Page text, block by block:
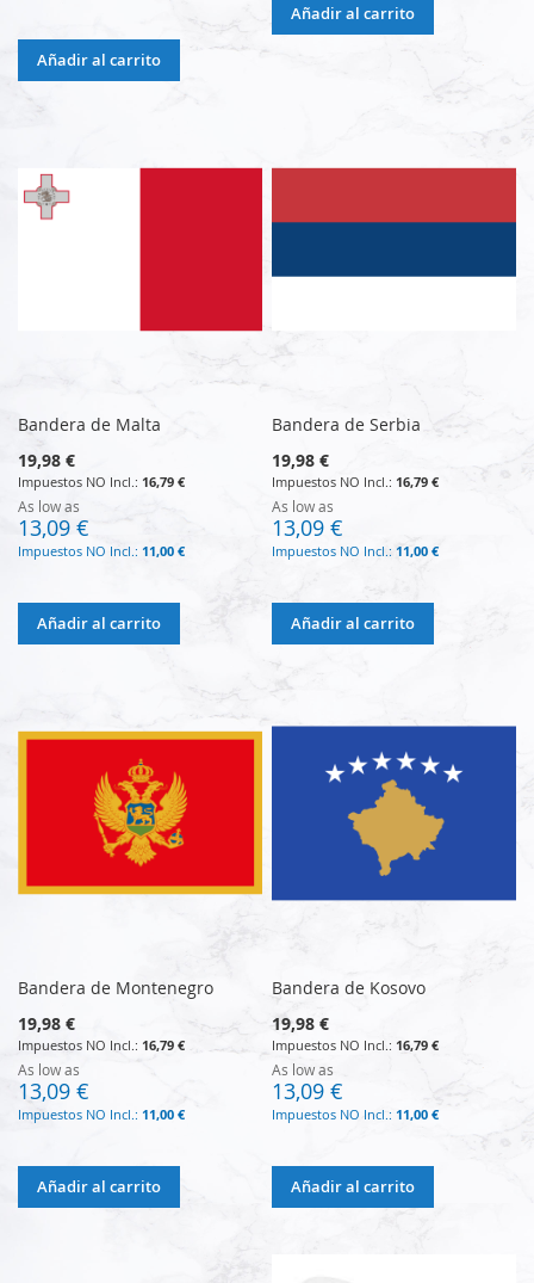
Añadir al carrito
Añadir al carrito
Bandera de Malta
19,98 €
16,79 €
As low as
13,09 €
11,00 €
Añadir al carrito
Bandera de Serbia
19,98 €
16,79 €
As low as
13,09 €
11,00 €
Añadir al carrito
Bandera de Montenegro
19,98 €
16,79 €
As low as
13,09 €
11,00 €
Añadir al carrito
Bandera de Kosovo
19,98 €
16,79 €
As low as
13,09 €
11,00 €
Añadir al carrito